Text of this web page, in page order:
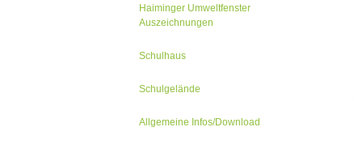
Haiminger Umweltfenster
Auszeichnungen
Schulhaus
Schulgelände
Allgemeine Infos/Download